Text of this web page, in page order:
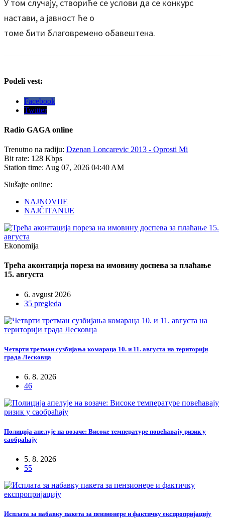
У том случају, створиће се услови да се конкурс
настави, а јавност ће о
томе бити благовремено обавештена.
Podeli vest:
Facebook
Twitter
Radio GAGA online
Trenutno na radiju: Dzenan Loncarevic 2013 - Oprosti Mi
Bit rate: 128 Kbps
Station time: Aug 07, 2026 04:40 AM
Slušajte online:
NAJNOVIJE
NAJČITANIJE
Ekonomija
Трећа аконтација пореза на имовину доспева за плаћање
15. августа
6. avgust 2026
35 pregleda
Четврти третман сузбијања комараца 10. и 11. августа на територији
града Лесковца
6. 8. 2026
46
Полиција апелује на возаче: Високе температуре повећавају ризик у
саобраћају
5. 8. 2026
55
Исплата за набавку пакета за пензионере и фактичку експропријацију